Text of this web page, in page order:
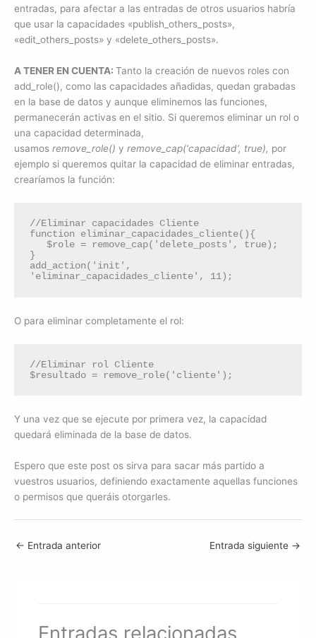
entradas, para afectar a las entradas de otros usuarios habría
que usar la capacidades «publish_others_posts»,
«edit_others_posts» y «delete_others_posts».
A TENER EN CUENTA: Tanto la creación de nuevos roles con
add_role(), como las capacidades añadidas, quedan grabadas
en la base de datos y aunque eliminemos las funciones,
permanecerán activas en el sitio. Si queremos eliminar un rol o
una capacidad determinada,
usamos remove_role() y remove_cap(‘capacidad’, true), por
ejemplo si queremos quitar la capacidad de eliminar entradas,
crearíamos la función:
//Eliminar capacidades Cliente
function eliminar_capacidades_cliente(){
}
add_action('init',
'eliminar_capacidades_cliente', 11);
O para eliminar completamente el rol:
//Eliminar rol Cliente
$resultado = remove_role('cliente');
Y una vez que se ejecute por primera vez, la capacidad
quedará eliminada de la base de datos.
Espero que este post os sirva para sacar más partido a
vuestros usuarios, definiendo exactamente aquellas funciones
o permisos que queráis otorgarles.
← Entrada anterior Entrada siguiente →
Entradas relacionadas